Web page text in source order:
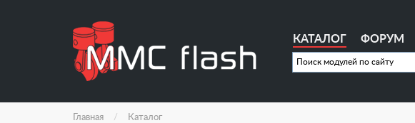
КАТАЛОГ ФОРУМ
Главная Каталог